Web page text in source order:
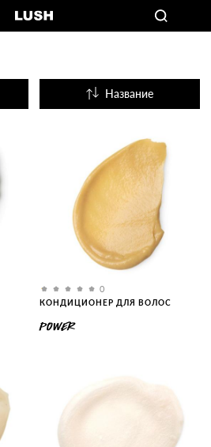
Название
0
КОНДИЦИОНЕР ДЛЯ ВОЛОС
POWER